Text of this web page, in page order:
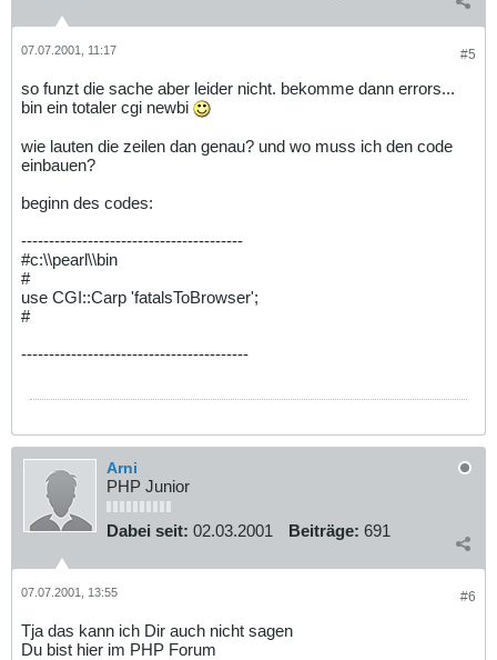
#5
07.07.2001, 11:17
so funzt die sache aber leider nicht. bekomme dann errors...
bin ein totaler cgi newbi
wie lauten die zeilen dan genau? und wo muss ich den code
einbauen?
beginn des codes:
----------------------------------------
#c:\\pearl\\bin
#
use CGI::Carp 'fatalsToBrowser';
#
-----------------------------------------
Arni
PHP Junior
Dabei seit: 02.03.2001 Beiträge: 691
#6
07.07.2001, 13:55
Tja das kann ich Dir auch nicht sagen
Du bist hier im PHP Forum